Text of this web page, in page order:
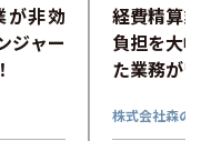
が非効
ジャー
経費精算業
負担を大幅
た業務がワ
株式会社森のエ